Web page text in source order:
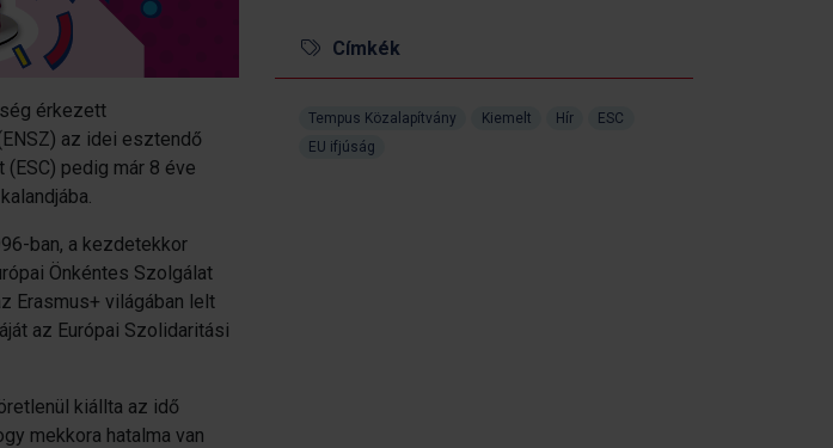
érkezett
az idei esztendő
pedig már 8 éve
ban, a kezdetekkor
Önkéntes Szolgálat
Erasmus+ világában lelt
az Európai Szolidaritási
kiállta az idő
mekkora hatalma van
Címkék
Tempus Közalapítvány Kiemelt Hír
ESC
EU ifjúság